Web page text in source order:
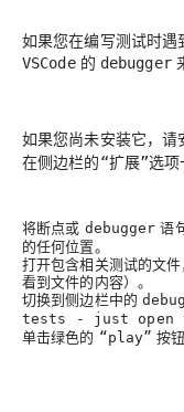
如果您在编写测试时
VSCode的 debugger
如果您尚未安装它，
在侧边栏的“扩展”选项
将断点或 debugger 语
的任何位置。
打开包含相关测试的文
看到文件的内容）。
切换到侧边栏中的
tests - just
单击绿色的 “play” 按